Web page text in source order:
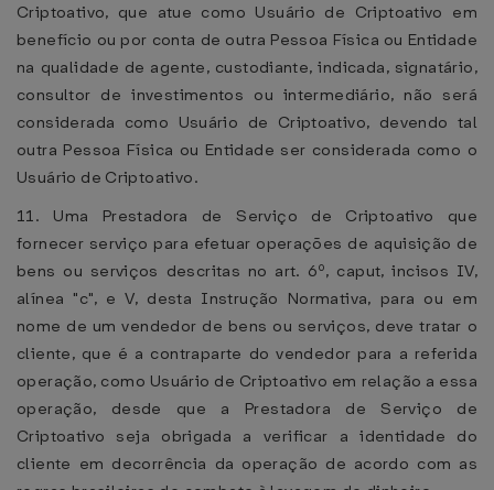
Criptoativo, que atue como Usuário de Criptoativo em
benefício ou por conta de outra Pessoa Física ou Entidade
na qualidade de agente, custodiante, indicada, signatário,
consultor de investimentos ou intermediário, não será
considerada como Usuário de Criptoativo, devendo tal
outra Pessoa Física ou Entidade ser considerada como o
Usuário de Criptoativo.
11. Uma Prestadora de Serviço de Criptoativo que
fornecer serviço para efetuar operações de aquisição de
bens ou serviços descritas no art. 6º, caput, incisos IV,
alínea "c", e V, desta Instrução Normativa, para ou em
nome de um vendedor de bens ou serviços, deve tratar o
cliente, que é a contraparte do vendedor para a referida
operação, como Usuário de Criptoativo em relação a essa
operação, desde que a Prestadora de Serviço de
Criptoativo seja obrigada a verificar a identidade do
cliente em decorrência da operação de acordo com as